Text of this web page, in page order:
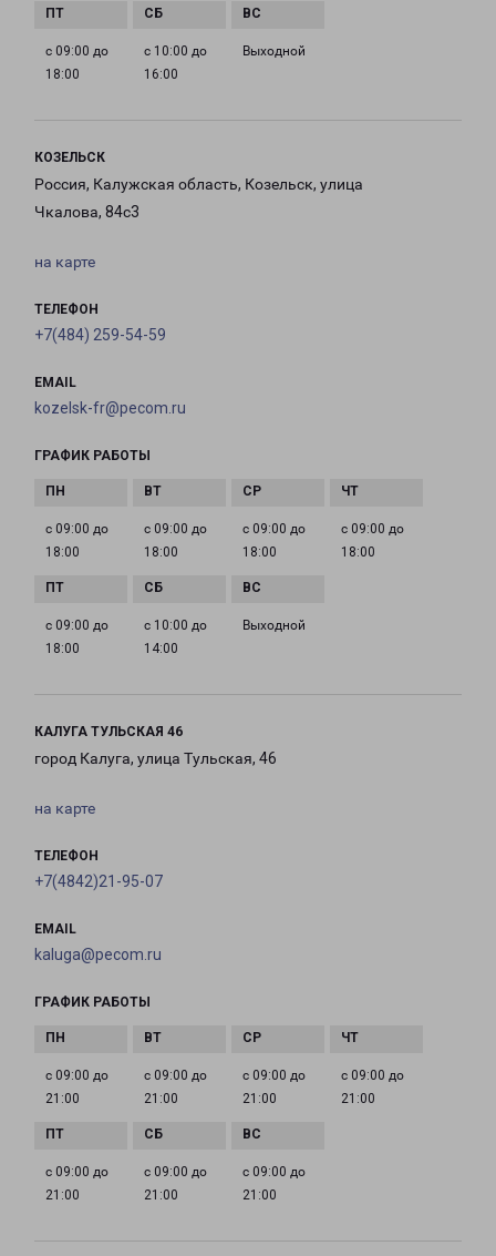
с 09:00 до
18:00
с 10:00 до
16:00
Выходной
КОЗЕЛЬСК
Россия, Калужская область, Козельск, улица
Чкалова, 84с3
на карте
ТЕЛЕФОН
+7(484) 259-54-59
EMAIL
kozelsk-fr@pecom.ru
ГРАФИК РАБОТЫ
с 09:00 до
18:00
с 09:00 до
18:00
с 09:00 до
18:00
с 09:00 до
18:00
с 09:00 до
18:00
с 10:00 до
14:00
Выходной
КАЛУГА ТУЛЬСКАЯ 46
город Калуга, улица Тульская, 46
на карте
ТЕЛЕФОН
+7(4842)21-95-07
EMAIL
kaluga@pecom.ru
ГРАФИК РАБОТЫ
с 09:00 до
21:00
с 09:00 до
21:00
с 09:00 до
21:00
с 09:00 до
21:00
с 09:00 до
21:00
с 09:00 до
21:00
с 09:00 до
21:00